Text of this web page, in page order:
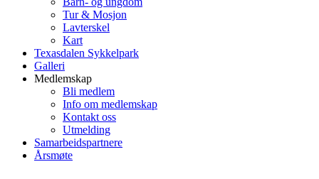
Tur & Mosjon
Lavterskel
Kart
Texasdalen Sykkelpark
Galleri
Medlemskap
Bli medlem
Info om medlemskap
Kontakt oss
Utmelding
Samarbeidspartnere
Årsmøte